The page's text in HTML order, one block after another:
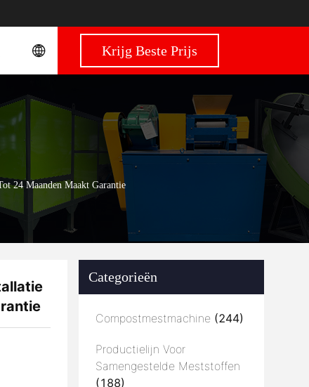
Krijg Beste Prijs
24 Maanden Maakt Garantie
Categorieën
Compostmestmachine (244)
Productielijn Voor
Samengestelde Meststoffen
(188)